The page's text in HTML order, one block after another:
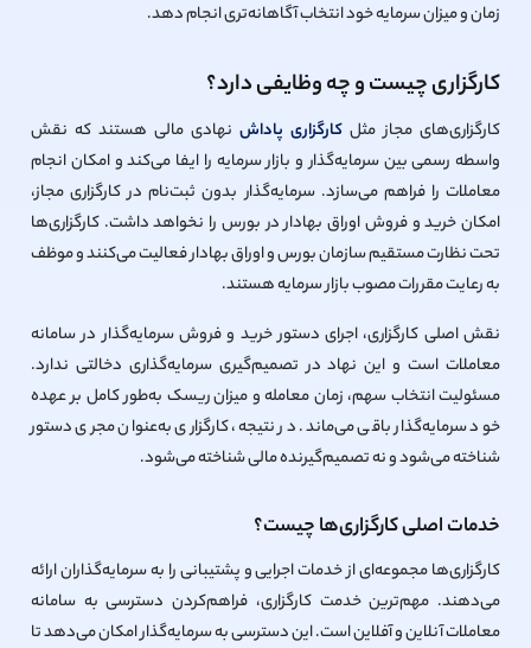
زمان و میزان سرمایه خود انتخاب آگاهانه‌تری انجام دهد.
کارگزاری چیست و چه وظایفی دارد؟
کارگزاری‌های مجاز مثل کارگزاری پاداش نهادی مالی هستند که نقش
واسطه رسمی بین سرمایه‌گذار و بازار سرمایه را ایفا می‌کند و امکان انجام
معاملات را فراهم می‌سازد. سرمایه‌گذار بدون ثبت‌نام در کارگزاری مجاز،
امکان خرید و فروش اوراق بهادار در بورس را نخواهد داشت. کارگزاری‌ها
تحت نظارت مستقیم سازمان بورس و اوراق بهادار فعالیت می‌کنند و موظف
به رعایت مقررات مصوب بازار سرمایه هستند.
نقش اصلی کارگزاری، اجرای دستور خرید و فروش سرمایه‌گذار در سامانه
معاملات است و این نهاد در تصمیم‌گیری سرمایه‌گذاری دخالتی ندارد.
مسئولیت انتخاب سهم، زمان معامله و میزان ریسک به‌طور کامل بر عهده
خود سرمایه‌گذار باقی می‌ماند. در نتیجه، کارگزاری به‌عنوان مجری دستور
شناخته می‌شود و نه تصمیم‌گیرنده مالی شناخته می‌شود.
خدمات اصلی کارگزاری‌ها چیست؟
کارگزاری‌ها مجموعه‌ای از خدمات اجرایی و پشتیبانی را به سرمایه‌گذاران ارائه
می‌دهند. مهم‌ترین خدمت کارگزاری، فراهم‌کردن دسترسی به سامانه
معاملات آنلاین و آفلاین است. این دسترسی به سرمایه‌گذار امکان می‌دهد تا